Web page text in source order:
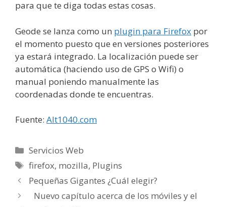
para que te diga todas estas cosas.
Geode se lanza como un plugin para Firefox por
el momento puesto que en versiones posteriores
ya estará integrado. La localización puede ser
automática (haciendo uso de GPS o Wifi) o
manual poniendo manualmente las
coordenadas donde te encuentras.
Fuente: Alt1040.com
Categorías
Servicios Web
Etiquetas
firefox, mozilla, Plugins
Pequeñas Gigantes ¿Cuál elegir?
Nuevo capítulo acerca de los móviles y el